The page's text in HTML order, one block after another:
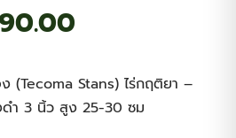
range:
฿31.50
(Tecoma Stans) ไร่กฤติยา –
ดำ 3 นิ้ว สูง 25-30 ซม